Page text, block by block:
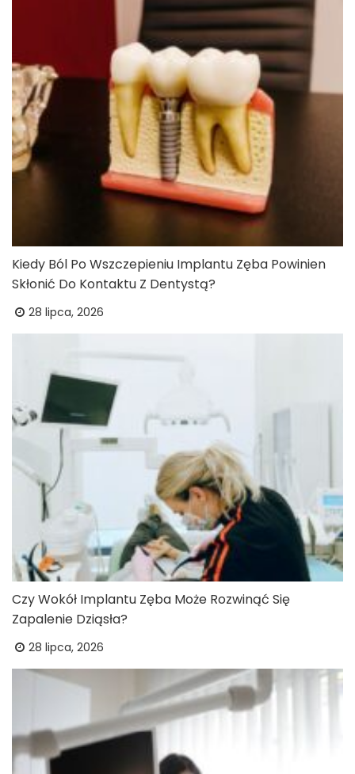
Kiedy Ból Po Wszczepieniu Implantu Zęba Powinien
Skłonić Do Kontaktu Z Dentystą?
28 lipca, 2026
Czy Wokół Implantu Zęba Może Rozwinąć Się
Zapalenie Dziąsła?
28 lipca, 2026